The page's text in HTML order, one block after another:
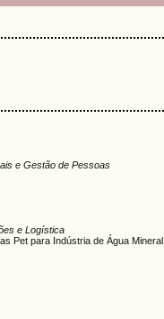
e Gestão de Pessoas
e Logística
Pet para Indústria de Água Mineral